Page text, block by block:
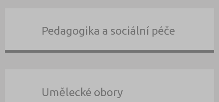
Pedagogika a sociální péče
Umělecké obory